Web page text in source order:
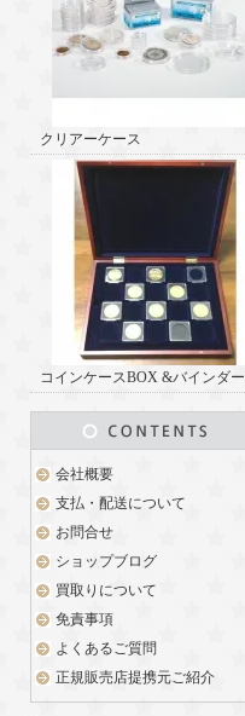
クリアーケース
コインケースBOX &バインダー
会社概要
支払・配送について
お問合せ
ショップブログ
買取りについて
免責事項
よくあるご質問
正規販売店提携元ご紹介